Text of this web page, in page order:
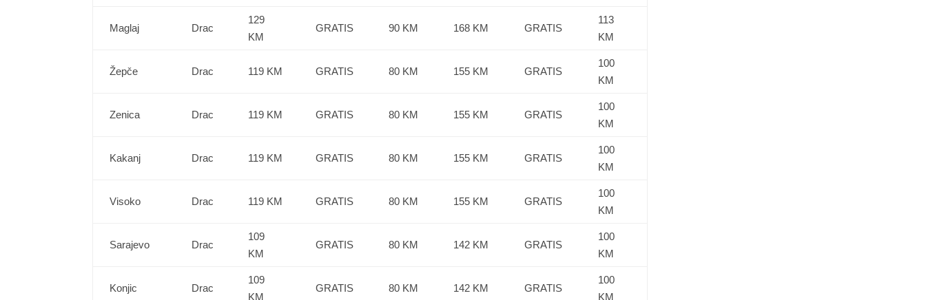
Maglaj Drac
129
KM
GRATIS 90 KM 168 KM GRATIS
113
KM
Žepče Drac 119 KM GRATIS 80 KM 155 KM GRATIS
100
KM
Zenica Drac 119 KM GRATIS 80 KM 155 KM GRATIS
100
KM
Kakanj Drac 119 KM GRATIS 80 KM 155 KM GRATIS
100
KM
Visoko Drac 119 KM GRATIS 80 KM 155 KM GRATIS
100
KM
Sarajevo Drac
109
KM
GRATIS 80 KM 142 KM GRATIS
100
KM
Konjic Drac
109
KM
GRATIS 80 KM 142 KM GRATIS
100
KM